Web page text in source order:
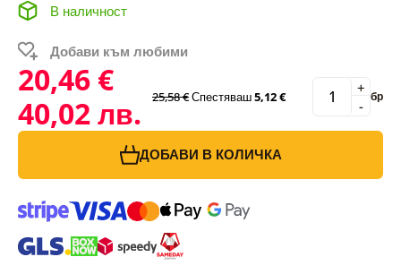
В наличност
Добави към любими
20,46 €
40,02 лв.
25,58 €Спестяваш5,12 € -
+ бр
ДОБАВИ В КОЛИЧКА